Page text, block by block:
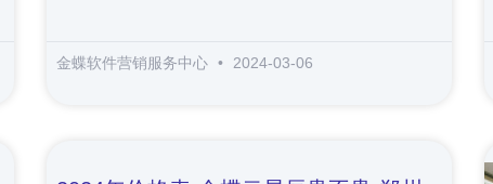
金蝶软件营销服务中心 2024-03-06